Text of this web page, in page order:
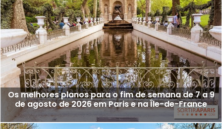
Os melhores planos para o fim de semana de 7 a 9
de agosto de 2026 em Paris e na Île-de-France